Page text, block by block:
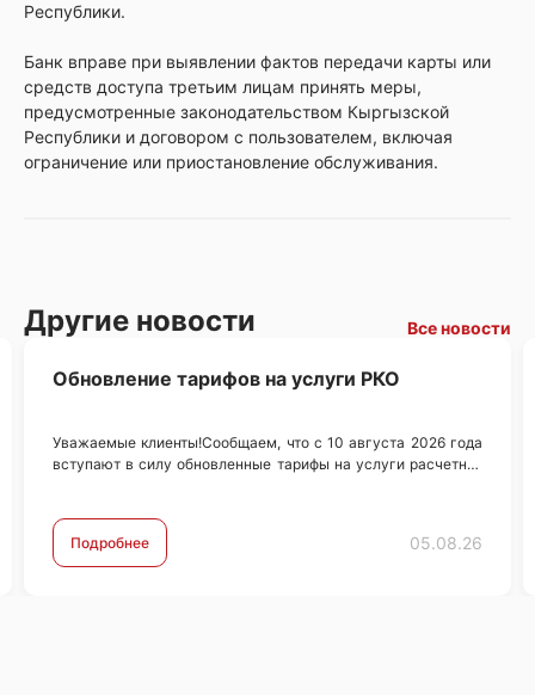
Республики.
Банк вправе при выявлении фактов передачи карты или
средств доступа третьим лицам принять меры,
предусмотренные законодательством Кыргызской
Республики и договором с пользователем, включая
ограничение или приостановление обслуживания.
Другие новости Все новости
Обновление тарифов на услуги РКО
Уважаемые клиенты!Сообщаем, что с 10 августа 2026 года
вступают в силу обновленные тарифы на услуги расчетно-
Подробнее
05.08.26